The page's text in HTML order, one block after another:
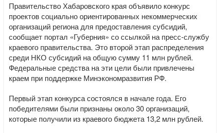
Правительство Хабаровского края объявило конкурс
проектов социально ориентированных некоммерческих
организаций региона для предоставления субсидий,
сообщает портал «Губерния» со ссылкой на пресс-службу
краевого правительства. Это второй этап распределения
среди НКО субсидий на общую сумму 11 млн рублей.
Федеральные средства на эти цели были привлечены
краем при поддержке Минэкономразвития РФ.
Первый этап конкурса состоялся в начале года. Его
победителями были признаны около 30 организаций,
которые получили из краевого бюджета 13,2 млн рублей.